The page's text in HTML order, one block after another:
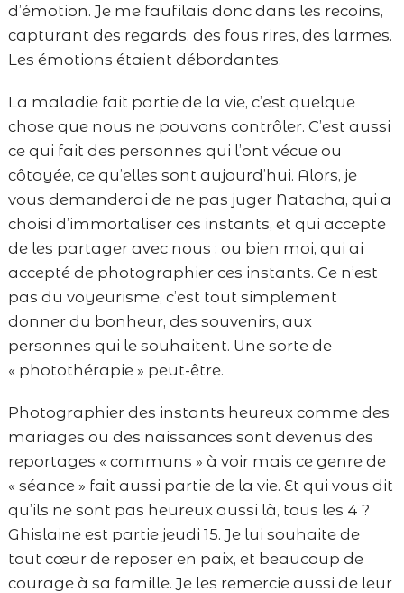
d’émotion. Je me faufilais donc dans les recoins,
capturant des regards, des fous rires, des larmes.
Les émotions étaient débordantes.
La maladie fait partie de la vie, c’est quelque
chose que nous ne pouvons contrôler. C’est aussi
ce qui fait des personnes qui l’ont vécue ou
côtoyée, ce qu’elles sont aujourd’hui. Alors, je
vous demanderai de ne pas juger Natacha, qui a
choisi d’immortaliser ces instants, et qui accepte
de les partager avec nous ; ou bien moi, qui ai
accepté de photographier ces instants. Ce n’est
pas du voyeurisme, c’est tout simplement
donner du bonheur, des souvenirs, aux
personnes qui le souhaitent. Une sorte de
« photothérapie » peut-être.
Photographier des instants heureux comme des
mariages ou des naissances sont devenus des
reportages « communs » à voir mais ce genre de
« séance » fait aussi partie de la vie. Et qui vous dit
qu’ils ne sont pas heureux aussi là, tous les 4 ?
Ghislaine est partie jeudi 15. Je lui souhaite de
tout cœur de reposer en paix, et beaucoup de
courage à sa famille. Je les remercie aussi de leur